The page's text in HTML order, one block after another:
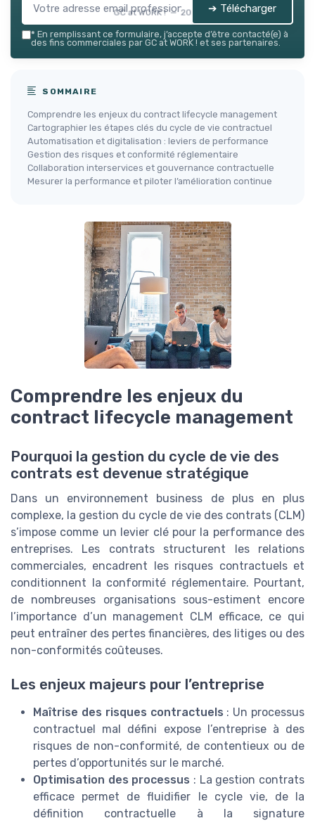
GC at WORK ! — 2026 ➔ Télécharger
* En remplissant ce formulaire, j’accepte d’être contacté(e) à
des fins commerciales par GC at WORK ! et ses partenaires.
SOMMAIRE
Comprendre les enjeux du contract lifecycle management
Cartographier les étapes clés du cycle de vie contractuel
Automatisation et digitalisation : leviers de performance
Gestion des risques et conformité réglementaire
Collaboration interservices et gouvernance contractuelle
Mesurer la performance et piloter l’amélioration continue
Comprendre les enjeux du
contract lifecycle management
Pourquoi la gestion du cycle de vie des
contrats est devenue stratégique
Dans un environnement business de plus en plus
complexe, la gestion du cycle de vie des contrats (CLM)
s’impose comme un levier clé pour la performance des
entreprises. Les contrats structurent les relations
commerciales, encadrent les risques contractuels et
conditionnent la conformité réglementaire. Pourtant,
de nombreuses organisations sous-estiment encore
l’importance d’un management CLM efficace, ce qui
peut entraîner des pertes financières, des litiges ou des
non-conformités coûteuses.
Les enjeux majeurs pour l’entreprise
Maîtrise des risques contractuels : Un processus
contractuel mal défini expose l’entreprise à des
risques de non-conformité, de contentieux ou de
pertes d’opportunités sur le marché.
Optimisation des processus : La gestion contrats
efficace permet de fluidifier le cycle vie, de la
définition contractuelle à la signature